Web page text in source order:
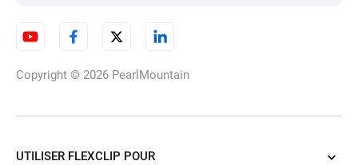
Copyright © 2026 PearlMountain
UTILISER FLEXCLIP POUR